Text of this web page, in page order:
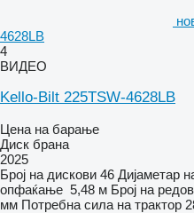
4628LB
4
ВИДЕО
Kello-Bilt 225TSW-4628LB
Цена на барање
Диск брана
2025
Број на дискови 46 Дијаметар
опфаќање 5,48 м Број на
мм Потребна сила на трактор